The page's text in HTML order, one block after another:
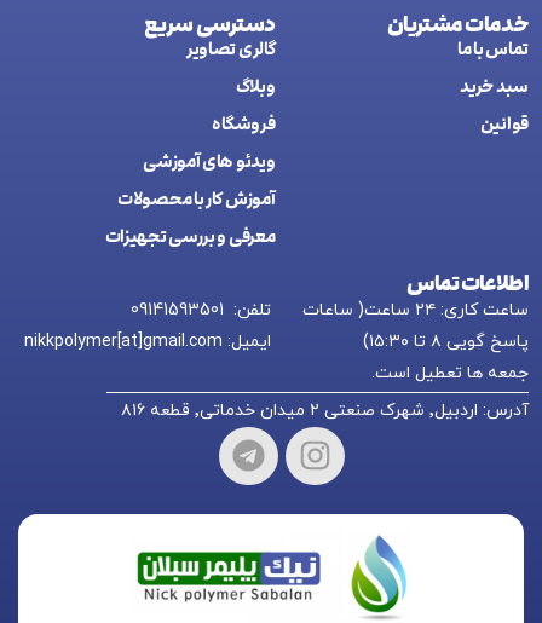
خدمات مشتریان
تماس با ما
سبد خرید
قوانین
دسترسی سریع
گالری تصاویر
وبلاگ
فروشگاه
ويدئو های آموزشی
آموزش کار با محصولات
معرفی و بررسی تجهیزات
اطلاعات تماس
ساعت کاری: ۲۴ ساعت( ساعات
پاسخ گویی ۸ تا ۱۵:۳۰)
جمعه ها تعطیل است.
تلفن: 09141593501
ایمیل: nikkpolymer[at]gmail.com
آدرس: اردبیل٬ شهرک صنعتی ۲ میدان خدماتی٬ قطعه ۸۱۶